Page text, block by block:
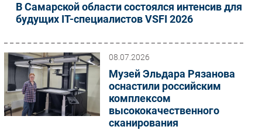
В Самарской области состоялся интенсив для
будущих IT-специалистов VSFI 2026
08.07.2026
Музей Эльдара Рязанова
оснастили российским
комплексом
высококачественного
сканирования